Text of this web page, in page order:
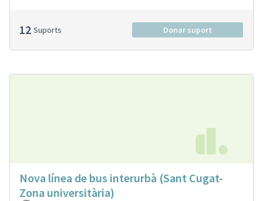
12 Suports Donar suport
Nova línea de bus interurbà (Sant Cugat-
Zona universitària)